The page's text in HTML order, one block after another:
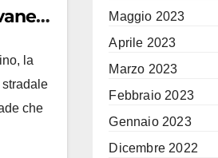
la
stradale
che
Maggio 2023
Aprile 2023
Marzo 2023
Febbraio 2023
Gennaio 2023
Dicembre 2022